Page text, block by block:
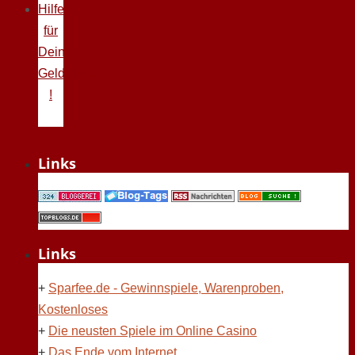
Hilfe
für
Deine
Geldprobleme
!
Links
Links
+ Sparfee.de - Gewinnspiele, Warenproben,
Kostenloses
+ Die neusten Spiele im Online Casino
+ Das Ende vom Internet